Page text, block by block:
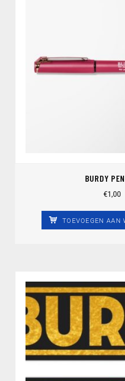
BURDY
€1,00
TOEVOEGEN AAN